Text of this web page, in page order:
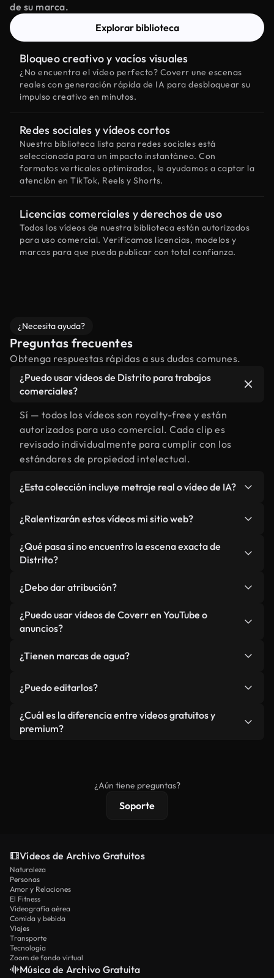
de su marca.
Explorar biblioteca
Bloqueo creativo y vacíos visuales
¿No encuentra el vídeo perfecto? Coverr une escenas
reales con generación rápida de IA para desbloquear su
impulso creativo en minutos.
Redes sociales y vídeos cortos
Nuestra biblioteca lista para redes sociales está
seleccionada para un impacto instantáneo. Con
formatos verticales optimizados, le ayudamos a captar la
atención en TikTok, Reels y Shorts.
Licencias comerciales y derechos de uso
Todos los vídeos de nuestra biblioteca están autorizados
para uso comercial. Verificamos licencias, modelos y
marcas para que pueda publicar con total confianza.
¿Necesita ayuda?
Preguntas frecuentes
Obtenga respuestas rápidas a sus dudas comunes.
¿Puedo usar vídeos de Distrito para trabajos
comerciales?
Sí — todos los vídeos son royalty-free y están
autorizados para uso comercial. Cada clip es
revisado individualmente para cumplir con los
estándares de propiedad intelectual.
¿Esta colección incluye metraje real o vídeo de IA?
relacionado con Distrito y vídeos generados por
IA. Todo está claramente etiquetado.
¿Ralentizarán estos vídeos mi sitio web?
No si selecciona nuestras versiones optimizadas
para web, diseñadas específicamente para uso de
métricas como LCP.
¿Qué pasa si no encuentro la escena exacta de
Distrito?
Studio. Describe la escena, como "Distrito al
atardecer", y la IA la generará en segundos
conforme a nuestros estándares.
¿Debo dar atribución?
No es necesario. Todos los vídeos en nuestra
biblioteca son royalty-free, aunque siempre se
¿Puedo usar vídeos de Coverr en YouTube o
anuncios?
monetizados y anuncios, siempre que no se
independiente.
¿Tienen marcas de agua?
agua. Obtendrá metraje limpio y listo para usar en
cada descarga.
¿Puedo editarlos?
Sí. Eres libre de recortar o mezclar nuestros
vídeos. Solo asegúrese de que el producto final no
¿Cuál es la diferencia entre videos gratuitos y
premium?
protecciones de licencia extendidas.
¿Aún tiene preguntas?
Soporte
Vídeos de Archivo Gratuitos
Naturaleza
Personas
Amor y Relaciones
El Fitness
Videografía aérea
Comida y bebida
Viajes
Transporte
Tecnología
Zoom de fondo virtual
Música de Archivo Gratuita